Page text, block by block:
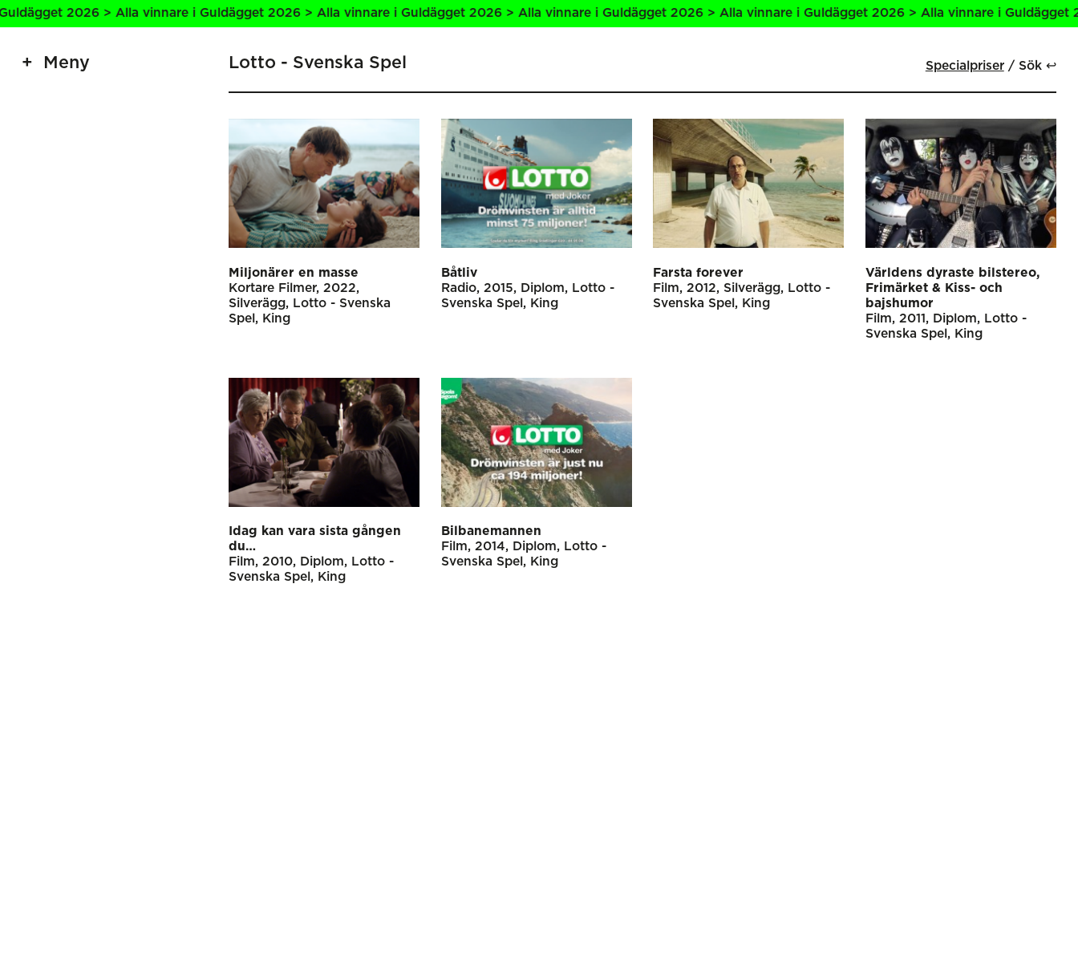
2026 > Alla vinnare i Guldägget 2026 > Alla vinnare i Guldägget 2026 > Alla vinnare i Guldägget 2026 > Alla vinnare i Guldägget 2026 > Alla vinnare i Guldägget
Meny Lotto - Svenska Spel Specialpriser Sök ↩
Miljonärer en masse
Kortare Filmer
2022
Silverägg
Lotto - Svenska
Spel
King
Båtliv
Radio
2015 Diplom
Lotto -
Svenska Spel
King
Farsta forever
Film
2012 Silverägg
Lotto -
Svenska Spel
King
Världens dyraste bilstereo,
Frimärket & Kiss- och
bajshumor
Film
2011 Diplom
Lotto -
Svenska Spel
King
Idag kan vara sista gången
du…
Film
2010 Diplom
Lotto -
Svenska Spel
King
Bilbanemannen
Film
2014 Diplom
Lotto -
Svenska Spel
King